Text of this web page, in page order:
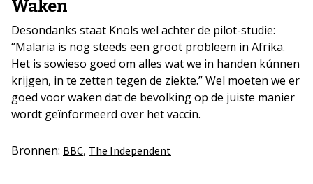
Waken
Desondanks staat Knols wel achter de pilot-studie:
“Malaria is nog steeds een groot probleem in Afrika.
Het is sowieso goed om alles wat we in handen kúnnen
krijgen, in te zetten tegen de ziekte.” Wel moeten we er
goed voor waken dat de bevolking op de juiste manier
wordt geïnformeerd over het vaccin.
Bronnen: BBC, The Independent